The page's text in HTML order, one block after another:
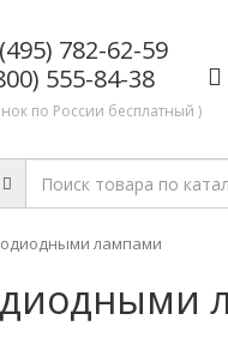
782-62-59
555-84-38
по России бесплатный )
лампами